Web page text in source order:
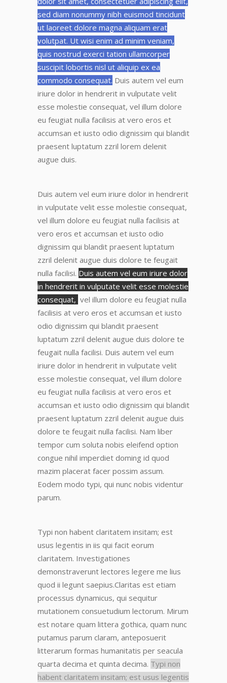
sed diam nonummy nibh euismod tincidunt
ut laoreet dolore magna aliquam erat
volutpat. Ut wisi enim ad minim veniam,
quis nostrud exerci tation ullamcorper
suscipit lobortis nisl ut aliquip ex ea
commodo consequat. Duis autem vel eum
iriure dolor in hendrerit in vulputate velit
esse molestie consequat, vel illum dolore
eu feugiat nulla facilisis at vero eros et
accumsan et iusto odio dignissim qui blandit
praesent luptatum zzril lorem delenit
augue duis.
Duis autem vel eum iriure dolor in hendrerit
in vulputate velit esse molestie consequat,
vel illum dolore eu feugiat nulla facilisis at
vero eros et accumsan et iusto odio
dignissim qui blandit praesent luptatum
zzril delenit augue duis dolore te feugait
nulla facilisi. Duis autem vel eum iriure dolor
in hendrerit in vulputate velit esse molestie
consequat, vel illum dolore eu feugiat nulla
facilisis at vero eros et accumsan et iusto
odio dignissim qui blandit praesent
luptatum zzril delenit augue duis dolore te
feugait nulla facilisi. Duis autem vel eum
iriure dolor in hendrerit in vulputate velit
esse molestie consequat, vel illum dolore
eu feugiat nulla facilisis at vero eros et
accumsan et iusto odio dignissim qui blandit
praesent luptatum zzril delenit augue duis
dolore te feugait nulla facilisi. Nam liber
tempor cum soluta nobis eleifend option
congue nihil imperdiet doming id quod
mazim placerat facer possim assum.
Eodem modo typi, qui nunc nobis videntur
parum.
Typi non habent claritatem insitam; est
usus legentis in iis qui facit eorum
claritatem. Investigationes
demonstraverunt lectores legere me lius
quod ii legunt saepius.Claritas est etiam
processus dynamicus, qui sequitur
mutationem consuetudium lectorum. Mirum
est notare quam littera gothica, quam nunc
putamus parum claram, anteposuerit
litterarum formas humanitatis per seacula
quarta decima et quinta decima. Typi non
habent claritatem insitam; est usus legentis